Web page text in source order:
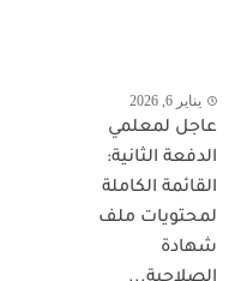
يناير 6, 2026
عاجل لمعلمي
الدفعة الثانية:
القائمة الكاملة
لمحتويات ملف
شهادة